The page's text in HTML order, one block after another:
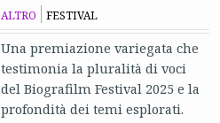
ALTRO FESTIVAL
Una premiazione variegata che
testimonia la pluralità di voci
del Biografilm Festival 2025 e la
profondità dei temi esplorati.